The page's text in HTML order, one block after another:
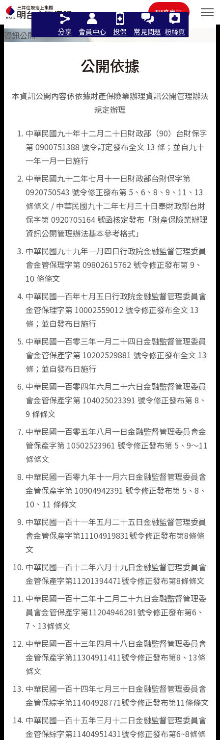
理賠專區
English
線上投保
立即投保/試算
汽車險
機車險
旅平險(國內租車)
這樣保最推薦
汽車險推薦
機車險推薦
租車險(國內)推薦
日本旅遊推薦
電動汽車推薦
最新活動
熱門抽獎
得獎公告
支援服務
海外出遊急難救助
個人商品
機車保險
強制險
汽車保險
汽車保險總覽
車體險
第三人責任險
附加條款
健康傷害險
個人傷害險
健康保險
微型保險專區
旅遊險
旅遊保險總覽
國內旅行綜合保險
國外旅行綜合保險
登山險
住宅火險
住宅火災保險總覽
住宅火災及地震基本保險
屋主綜合保險
法人商品
人氣商品
信用の好險
火災保險
工程保險
工程保險
新種保險
責任保險
農業保險
貿易信用保險
運輸保險(水險)
貨物運輸保險
商業動產流動綜合保險
漁船責任保險
無人機綜合保險
認識明台
公司簡介
理念與願景
損害防阻
損害防阻簡介
防災資訊
企業永續
會員中心
聯絡我們
資訊公開
公開依據
本資訊公開內容係依據財產保險業辦理資訊公開管理辦法
規定辦理
中華民國九十年十二月二十日財政部（90）台財保字
第 0900751388 號令訂定發布全文 13 條；並自九十
一年一月一日施行
中華民國九十二年七月十一日財政部台財保字第
0920750543 號令修正發布第 5、6、8、9、11、13
條條文 / 中華民國九十二年七月三十日奉財政部台財
保字第 0920705164 號函核定發布「財產保險業辦理
資訊公開管理辦法基本參考格式」
中華民國九十九年一月四日行政院金融監督管理委員
會金管保理字第 09802615762 號令修正發布第 9、
10 條條文
中華民國一百年七月五日行政院金融監督管理委員會
金管保理字第 10002559012 號令修正發布全文 13
條；並自發布日施行
中華民國一百零三年一月二十四日金融監督管理委員
會金管保產字第 10202529881 號令修正發布全文 13
條；並自發布日施行
中華民國一百零四年六月二十六日金融監督管理委員
會金管保產字第 104025023391 號令修正發布第 8、
9 條條文
中華民國一百零五年八月一日金融監督管理委員會金
管保產字第 10502523961 號令修正發布第 5、9～11
條條文
中華民國一百零九年十一月六日金融監督管理委員會
金管保產字第 10904942391 號令修正發布第 5、8、
10、11 條條文
中華民國一百十一年五月二十五日金融監督管理委員
會金管保產字第11104919831號令修正發布第8條條
文
中華民國一百十二年六月十九日金融監督管理委員會
金管保產字第11201394471號令修正發布第8條條文
中華民國一百十二年十二月二十九日金融監督管理委
員會金管保產字第11204946281號令修正發布第6、
7、13條條文
中華民國一百十三年四月十八日金融監督管理委員會
金管保產字第11304911411號令修正發布第8、13條
條文
中華民國一百十四年七月三十日金融監督管理委員會
金管保綜字第11404928771號令修正發布第11條條文
中華民國一百十五年三月十二日金融監督管理委員會
金管保綜字第11404951431號令修正發布第6~8條條
分享 會員中心 投保 常見問題 粉絲頁